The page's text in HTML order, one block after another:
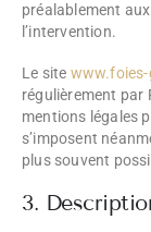
préalablement
l’intervention.
Le site
régulièrement par
mentions légales
s’imposent
plus souvent
3.